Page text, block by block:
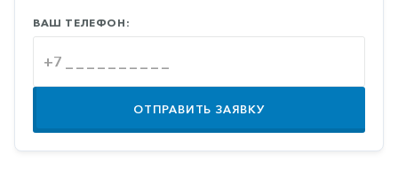
Противогрибковые
Противоопухолевые
Противоподагрические
Противорвотные
ВАШ ТЕЛЕФОН:
ОТПРАВИТЬ ЗАЯВКУ